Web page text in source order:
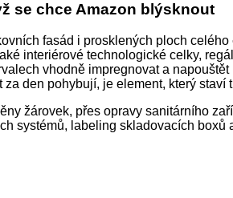
se chce Amazon blýsknout
fasád i prosklených ploch
interiérové technologické celky,
vhodně impregnovat a
den pohybují, je element, který
žárovek, přes opravy sanitárního
systémů, labeling skladovacích boxů